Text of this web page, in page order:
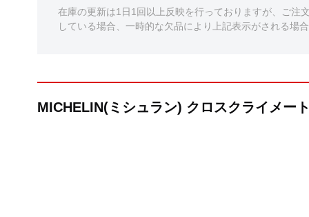
在庫の更新は1日1回以上反映を行っておりますが、ご注
している場合、一時的な欠品により上記表示がされる場
MICHELIN(ミシュラン) クロスクライメー